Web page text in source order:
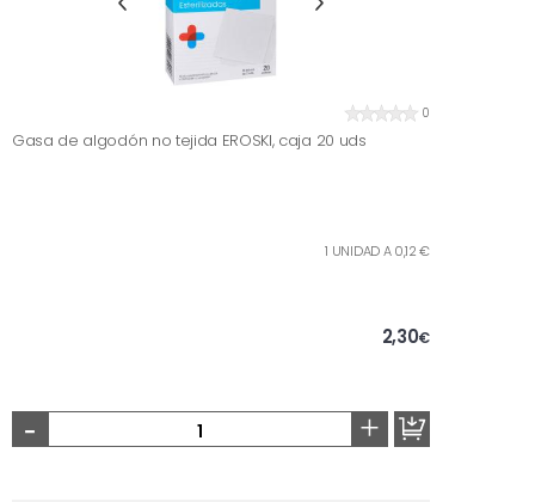
0
Gasa de algodón no tejida EROSKI, caja 20 uds
1 UNIDAD A 0,12 €
2,30€
- +